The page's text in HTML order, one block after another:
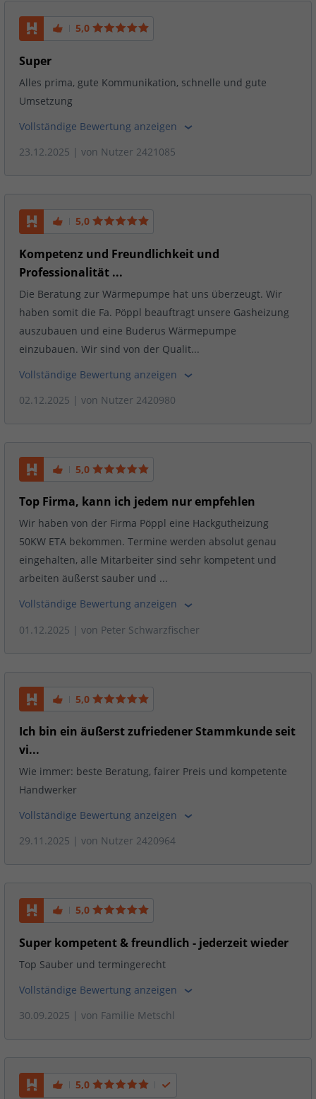
5,0
Super
Alles prima, gute Kommunikation, schnelle und gute
Umsetzung
Vollständige Bewertung anzeigen
23.12.2025 | von Nutzer 2421085
5,0
Kompetenz und Freundlichkeit und
Professionalität ...
Die Beratung zur Wärmepumpe hat uns überzeugt. Wir
haben somit die Fa. Pöppl beauftragt unsere Gasheizung
auszubauen und eine Buderus Wärmepumpe
einzubauen. Wir sind von der Qualit...
Vollständige Bewertung anzeigen
02.12.2025 | von Nutzer 2420980
5,0
Top Firma, kann ich jedem nur empfehlen
Wir haben von der Firma Pöppl eine Hackgutheizung
50KW ETA bekommen. Termine werden absolut genau
eingehalten, alle Mitarbeiter sind sehr kompetent und
arbeiten äußerst sauber und ...
Vollständige Bewertung anzeigen
01.12.2025 | von Peter Schwarzfischer
5,0
Ich bin ein äußerst zufriedener Stammkunde seit
vi...
Wie immer: beste Beratung, fairer Preis und kompetente
Handwerker
Vollständige Bewertung anzeigen
29.11.2025 | von Nutzer 2420964
5,0
Super kompetent & freundlich - jederzeit wieder
Top Sauber und termingerecht
Vollständige Bewertung anzeigen
30.09.2025 | von Familie Metschl
5,0